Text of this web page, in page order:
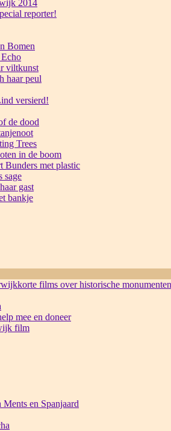
2014
reporter!
Bomen
viltkunst
haar peul
versierd!
de dood
Trees
in de boom
Bunders met plastic
sage
gast
bankje
korte films over historische
mee en doneer
film
en Spanjaard